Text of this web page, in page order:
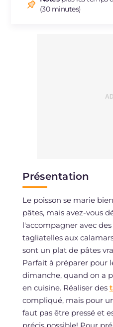
(30 minutes)
Présentation
Le poisson se marie
pâtes, mais avez-vous
l'accompagner avec des
tagliatelles aux
sont un plat de pâtes
Parfait à préparer pour
dimanche, quand on a
en cuisine. Réaliser des
compliqué, mais pour
faut pas être pressé et
précis possible! Pour